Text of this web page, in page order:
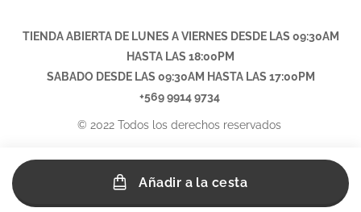
Añadir a la cesta
TIENDA ABIERTA DE LUNES A VIERNES DESDE LAS 09:30AM
HASTA LAS 18:00PM
SABADO DESDE LAS 09:30AM HASTA LAS 17:00PM
+569 9914 9734
© 2022 Todos los derechos reservados